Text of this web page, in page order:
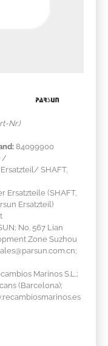
Nr.)
84099900
/
SHAFT,
Ersatzteile (SHAFT,
Ersatzteil)
No. 567 Lian
Zone Suzhou
Marinos S.L.;
(Barcelona);